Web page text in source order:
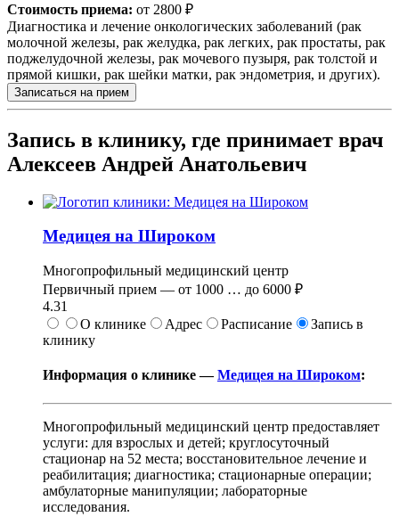
Стоимость приема: от 2800 ₽
Диагностика и лечение онкологических заболеваний (рак
молочной железы, рак желудка, рак легких, рак простаты, рак
поджелудочной железы, рак мочевого пузыря, рак толстой и
прямой кишки, рак шейки матки, рак эндометрия, и других).
Записаться на прием
Запись в клинику, где принимает врач
Алексеев Андрей Анатольевич
Медицея на Широком
Многопрофильный медицинский центр
Первичный прием — от 1000 … до 6000 ₽
4.31
О клинике
Адрес Расписание
Запись в
клинику
Информация о клинике —Медицея на Широком:
Многопрофильный медицинский центр предоставляет
услуги: для взрослых и детей; круглосуточный
стационар на 52 места; восстановительное лечение и
реабилитация; диагностика; стационарные операции;
амбулаторные манипуляции; лабораторные
исследования.